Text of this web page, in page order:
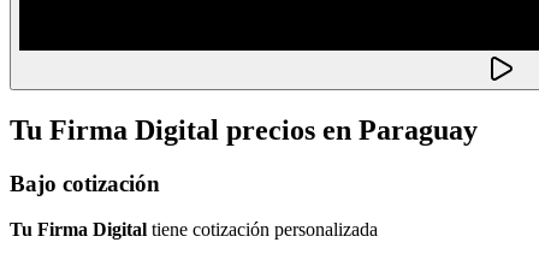
Tu Firma Digital precios en Paraguay
Bajo cotización
Tu Firma Digital tiene cotización personalizada